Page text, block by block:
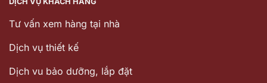
Tư vấn xem hàng tại nhà
Dịch vụ thiết kế
Dịch vu bảo dưỡng, lắp đặt